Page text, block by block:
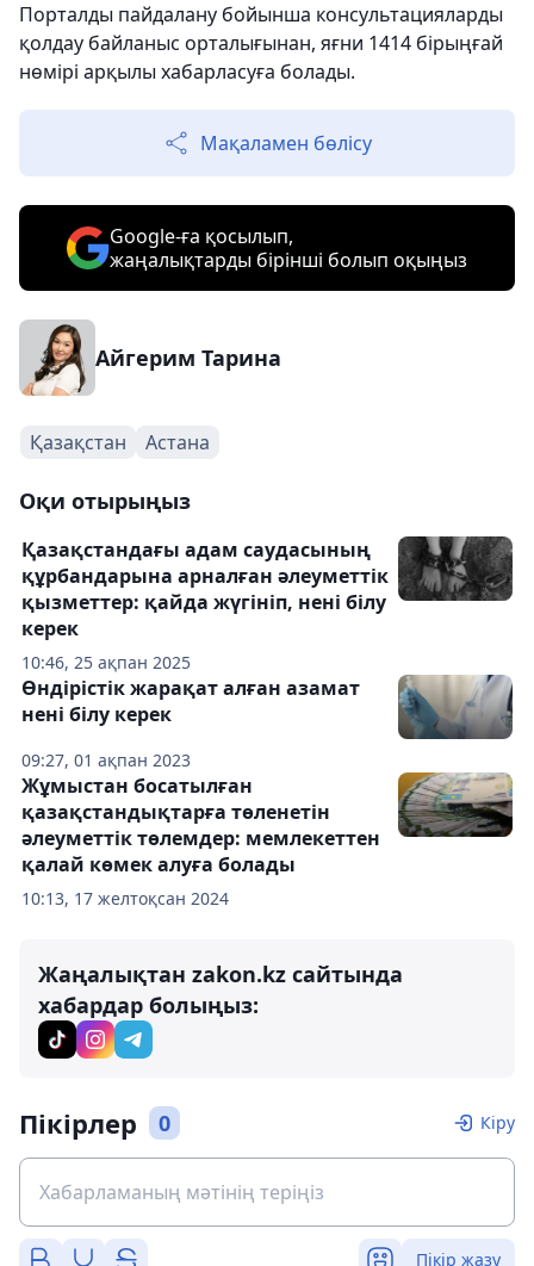
Порталды пайдалану бойынша консультацияларды
қолдау байланыс орталығынан, яғни 1414 бірыңғай
нөмірі арқылы хабарласуға болады.
Мақаламен бөлісу
Google-ға қосылып,
жаңалықтарды бірінші болып оқыңыз
Айгерим Тарина
Қазақстан Астана
Оқи отырыңыз
10:46, 25 ақпан 2025
Қазақстандағы адам саудасының
құрбандарына арналған әлеуметтік
қызметтер: қайда жүгініп, нені білу
керек
09:27, 01 ақпан 2023
Өндірістік жарақат алған азамат
нені білу керек
10:13, 17 желтоқсан 2024
Жұмыстан босатылған
қазақстандықтарға төленетін
әлеуметтік төлемдер: мемлекеттен
қалай көмек алуға болады
Жаңалықтан zakon.kz сайтында
хабардар болыңыз:
Пікірлер 0 Кіру
Пікір жазу